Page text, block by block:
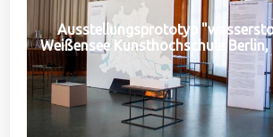
Ausstellungsprototyp
Weißensee Kunsthochschule Berlin,